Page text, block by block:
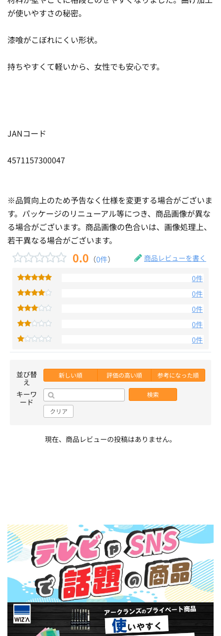
が使いやすさの秘密。
漆喰がこぼれにくい形状。
持ちやすくて軽いから、女性でも安心です。
JANコード
4571157300047
※品質向上のため予告なく仕様を変更する場合がございま
す。パッケージのリニューアル等につき、商品画像が異な
る場合がございます。商品画像の色合いは、画像処理上、
若干異なる場合がございます。
0.0 （0件） 商品レビューを書く
0件
0件
0件
0件
0件
並び替
え
新しい順 評価の高い順 参考になった順
キーワ
ード
検索
クリア
現在、商品レビューの投稿はありません。